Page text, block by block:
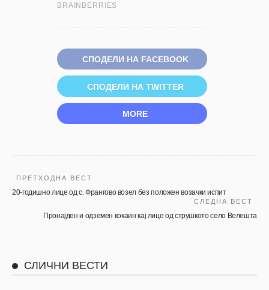
СПОДЕЛИ НА FACEBOOK
СПОДЕЛИ НА TWITTER
MORE
ПРЕТХОДНА ВЕСТ
20-годишно лице од с. Франгово возел без положен возачки испит
СЛЕДНА ВЕСТ
Пронајден и одземен кокаин кај лице од струшкото село Велешта
СЛИЧНИ ВЕСТИ